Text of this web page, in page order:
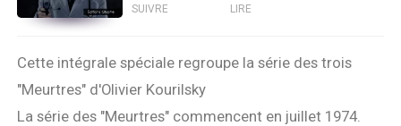
SUIVRE LIRE
Cette intégrale spéciale regroupe la série des trois
"Meurtres" d'Olivier Kourilsky
La série des "Meurtres" commencent en juillet 1974.